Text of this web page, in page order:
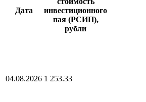
Дата
инвестиционного
пая (РСИП),
рубли
04.08.2026 1 253.33